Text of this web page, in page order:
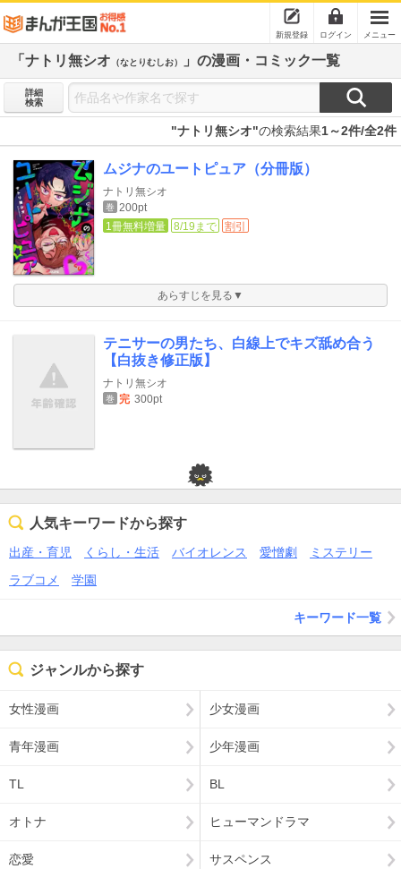
新規登録 ログイン メニュー
「ナトリ無シオ （なとりむしお） 」の漫画・コミック一覧
詳細
検索
"ナトリ無シオ"の検索結果1～2件/全2件
ムジナのユートピュア（分冊版）
ナトリ無シオ
巻 200pt
1冊無料増量
8/19まで 割引
あらすじを見る▼
テニサーの男たち、白線上でキズ舐め合う
【白抜き修正版】
ナトリ無シオ
巻 完 300pt
人気キーワードから探す
出産・育児 くらし・生活 バイオレンス 愛憎劇
ミステリー
ラブコメ
学園
キーワード一覧
ジャンルから探す
女性漫画 少女漫画
青年漫画 少年漫画
TL BL
オトナ ヒューマンドラマ
恋愛 サスペンス